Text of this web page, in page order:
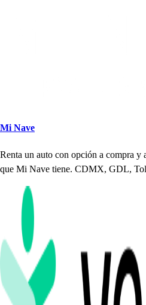
Mi Nave
Renta un auto con opción a compra y
que Mi Nave tiene. CDMX, GDL,